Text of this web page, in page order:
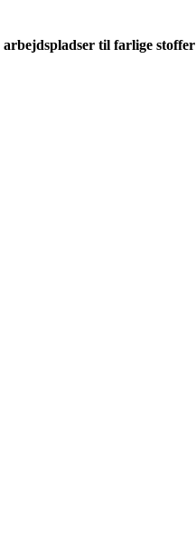
arbejdspladser til farlige stoffer